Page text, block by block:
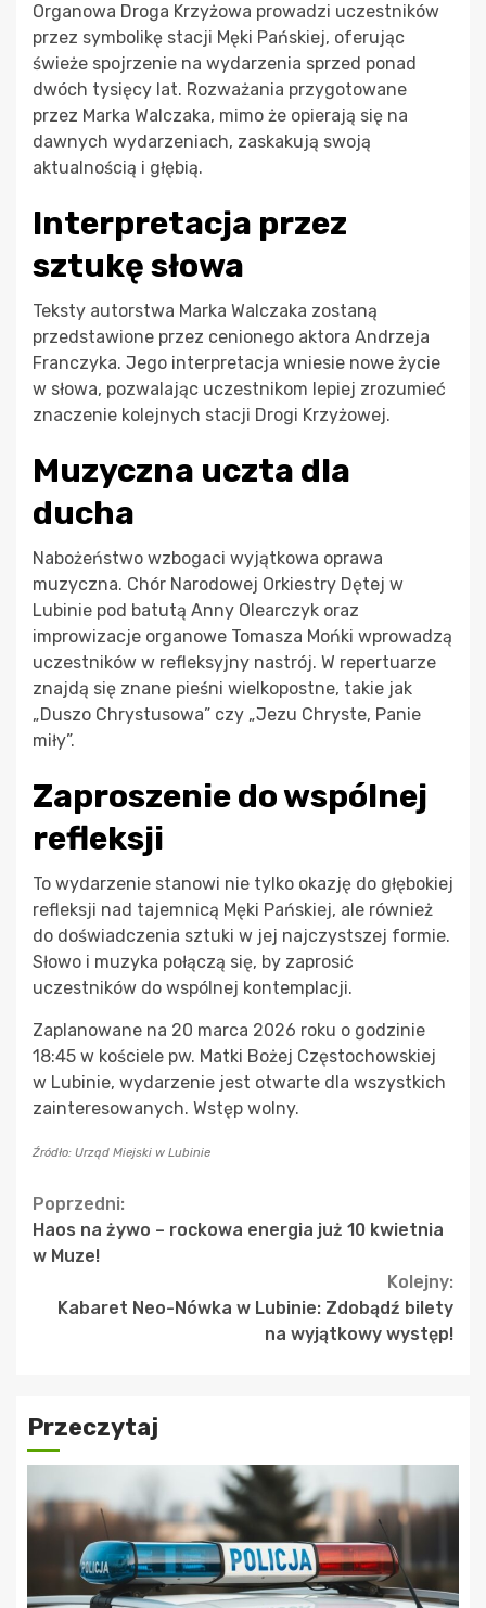
Organowa Droga Krzyżowa prowadzi uczestników
przez symbolikę stacji Męki Pańskiej, oferując
świeże spojrzenie na wydarzenia sprzed ponad
dwóch tysięcy lat. Rozważania przygotowane
przez Marka Walczaka, mimo że opierają się na
dawnych wydarzeniach, zaskakują swoją
aktualnością i głębią.
Interpretacja przez
sztukę słowa
Teksty autorstwa Marka Walczaka zostaną
przedstawione przez cenionego aktora Andrzeja
Franczyka. Jego interpretacja wniesie nowe życie
w słowa, pozwalając uczestnikom lepiej zrozumieć
znaczenie kolejnych stacji Drogi Krzyżowej.
Muzyczna uczta dla
ducha
Nabożeństwo wzbogaci wyjątkowa oprawa
muzyczna. Chór Narodowej Orkiestry Dętej w
Lubinie pod batutą Anny Olearczyk oraz
improwizacje organowe Tomasza Mońki wprowadzą
uczestników w refleksyjny nastrój. W repertuarze
znajdą się znane pieśni wielkopostne, takie jak
„Duszo Chrystusowa” czy „Jezu Chryste, Panie
miły”.
Zaproszenie do wspólnej
refleksji
To wydarzenie stanowi nie tylko okazję do głębokiej
refleksji nad tajemnicą Męki Pańskiej, ale również
do doświadczenia sztuki w jej najczystszej formie.
Słowo i muzyka połączą się, by zaprosić
uczestników do wspólnej kontemplacji.
Zaplanowane na 20 marca 2026 roku o godzinie
18:45 w kościele pw. Matki Bożej Częstochowskiej
w Lubinie, wydarzenie jest otwarte dla wszystkich
zainteresowanych. Wstęp wolny.
Źródło: Urząd Miejski w Lubinie
Continue
Reading
Poprzedni:
Haos na żywo – rockowa energia już 10 kwietnia
w Muze!
Kolejny:
Kabaret Neo-Nówka w Lubinie: Zdobądź bilety
na wyjątkowy występ!
Przeczytaj